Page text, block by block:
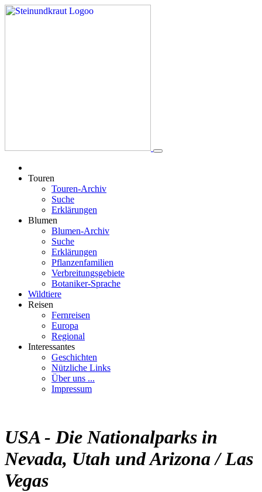
Touren
Touren-Archiv
Suche
Erklärungen
Blumen
Blumen-Archiv
Suche
Erklärungen
Pflanzenfamilien
Verbreitungsgebiete
Botaniker-Sprache
Wildtiere
Reisen
Fernreisen
Europa
Regional
Interessantes
Geschichten
Nützliche Links
Über uns ...
Impressum
USA - Die Nationalparks in
Nevada, Utah und Arizona / Las
Vegas